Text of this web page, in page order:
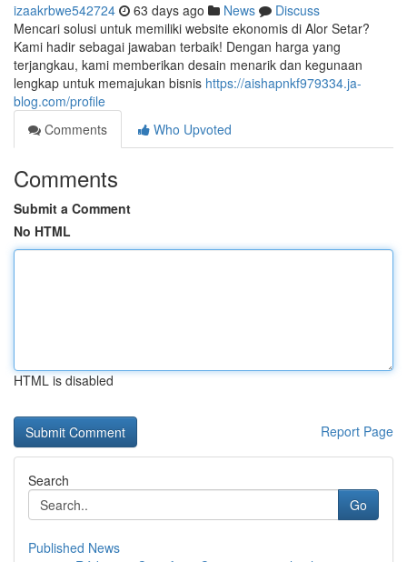
izaakrbwe542724 63 days ago News
Discuss
Mencari solusi untuk memiliki website ekonomis di Alor Setar?
Kami hadir sebagai jawaban terbaik! Dengan harga yang
terjangkau, kami memberikan desain menarik dan kegunaan
lengkap untuk memajukan bisnis https://aishapnkf979334.ja-
blog.com/profile
Comments
Who Upvoted
Comments
Submit a Comment
No HTML
HTML is disabled
Report Page
Search
Go
Published News